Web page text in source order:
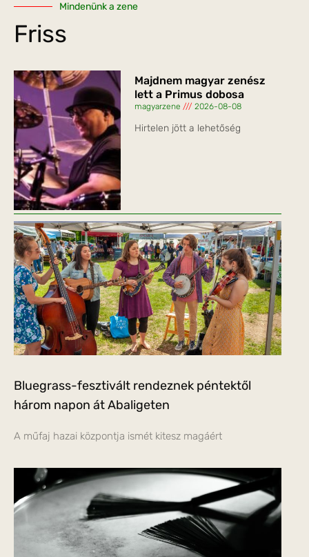
Mindenünk a zene
Friss
Majdnem magyar zenész
lett a Primus dobosa
magyarzene 2026-08-08
Hirtelen jött a lehetőség
Bluegrass-fesztivált rendeznek péntektől
három napon át Abaligeten
A műfaj hazai központja ismét kitesz magáért